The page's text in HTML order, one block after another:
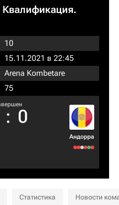
10
15.11.2021 в 22:45
Arena Kombetare
75
: 0
Андорра
Статистика Новости